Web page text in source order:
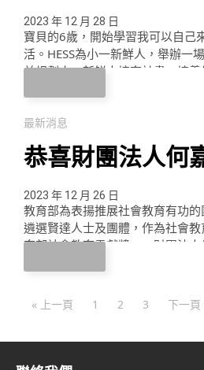
小一新鮮人派對
2023 年 12 月 28 日
寶貝的6歲，開始學習我可以自己
活。HESS為小一新鮮人，舉辦一
並規劃小一新鮮人培育計畫，培
FUN PARTY 一場好玩有趣，富有
最新消息
恭喜財團法人何
金會，獲頒2023
教育貢獻獎
2023 年 12 月 26 日
教育部為表揚推展社會教育有功
遴選賢達人士及團體，作為社會
育部社會教育貢獻獎」。財團法
1998 年為紀念創辦人母親而成立
更積極推動閱讀與各項公益活動
« 上一頁 1 2 3 下一頁